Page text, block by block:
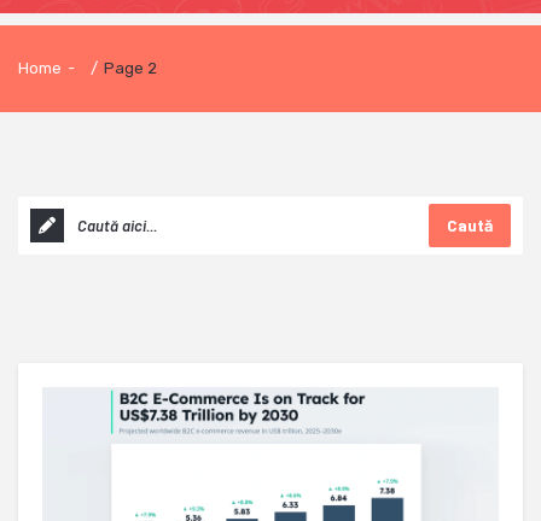
Home - / Page 2
Caută